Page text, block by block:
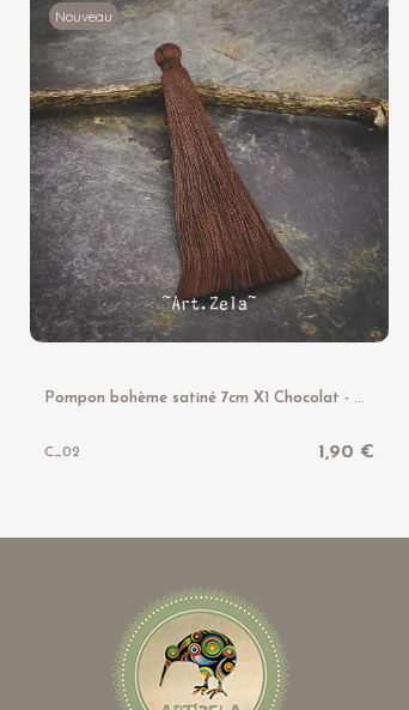
Nouveau
C_02 1,90 €